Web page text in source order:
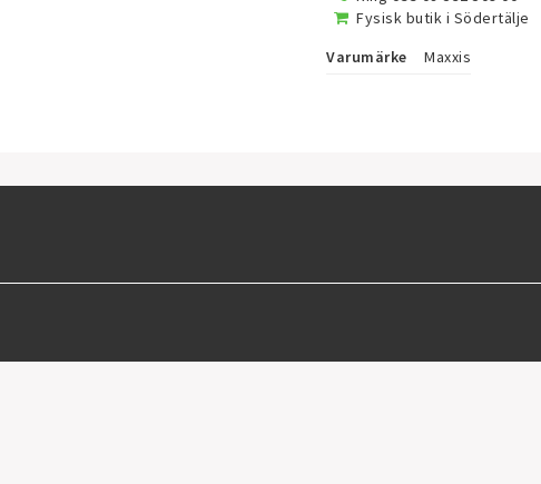
Fysisk butik i Södertälje
Varumärke
Maxxis